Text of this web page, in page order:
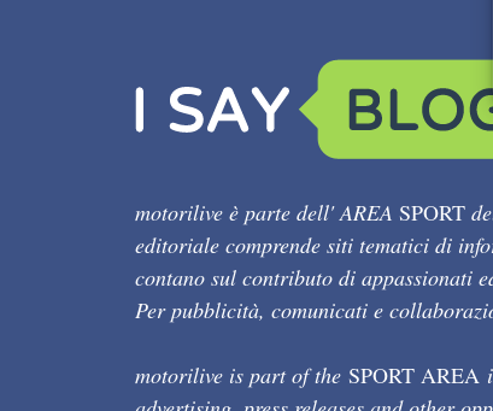
motorilive è parte dell' AREA SPORT
editoriale comprende siti tematici di
contano sul contributo di appassionati
Per pubblicità, comunicati e
motorilive is part of the SPORT AREA